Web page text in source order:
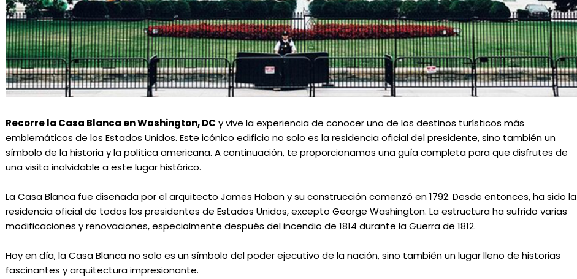
Recorre la Casa Blanca en Washington, DC y vive la experiencia de conocer uno de los destinos turísticos más
emblemáticos de los Estados Unidos. Este icónico edificio no solo es la residencia oficial del presidente, sino también un
símbolo de la historia y la política americana. A continuación, te proporcionamos una guía completa para que disfrutes de
una visita inolvidable a este lugar histórico.
La Casa Blanca fue diseñada por el arquitecto James Hoban y su construcción comenzó en 1792. Desde entonces, ha sido la
residencia oficial de todos los presidentes de Estados Unidos, excepto George Washington. La estructura ha sufrido varias
modificaciones y renovaciones, especialmente después del incendio de 1814 durante la Guerra de 1812.
Hoy en día, la Casa Blanca no solo es un símbolo del poder ejecutivo de la nación, sino también un lugar lleno de historias
fascinantes y arquitectura impresionante.